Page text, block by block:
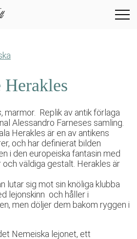
Herakles
, marmor. Replik av antik förlaga
Alessandro Farneses samling.
Herakles är en av antikens
och har definierat bilden
i den europeiska fantasin med
och väldiga gestalt. Herakles är
lutar sig mot sin knöliga klubba
lejonskinn och håller i
men döljer dem bakom ryggen i
Nemeiska lejonet, ett